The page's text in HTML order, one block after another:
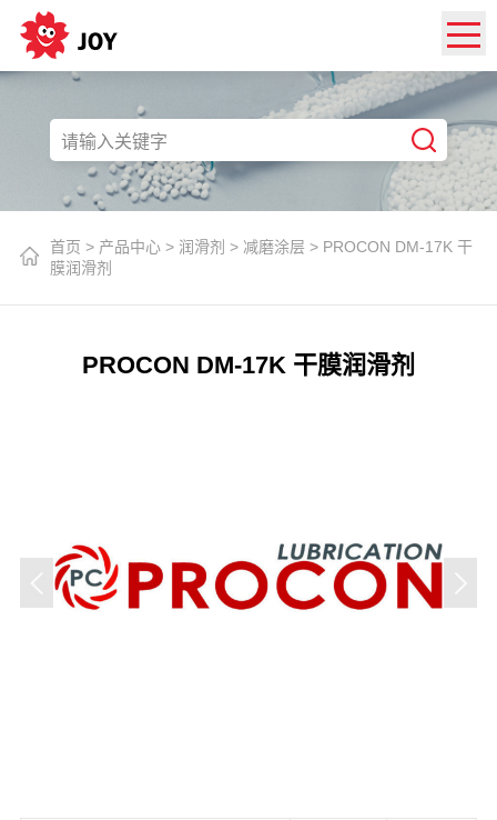
首页 > 产品中心> 润滑剂 > 减磨涂层 > PROCON DM-17K 干
膜润滑剂
PROCON DM-17K 干膜润滑剂